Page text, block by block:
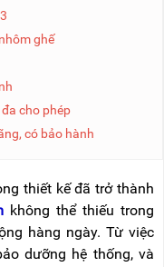
ghế
cho phép
có bảo hành
thiết kế đã trở thành
không thể thiếu trong
hàng ngày. Từ việc
dưỡng hệ thống, và